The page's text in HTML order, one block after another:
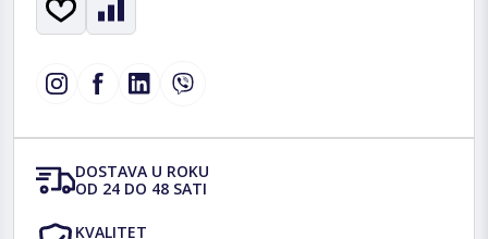
DOSTAVA U ROKU
OD 24 DO 48 SATI
KVALITET